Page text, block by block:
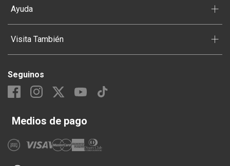
Ayuda +
Visita También +
Seguinos
Medios de pago